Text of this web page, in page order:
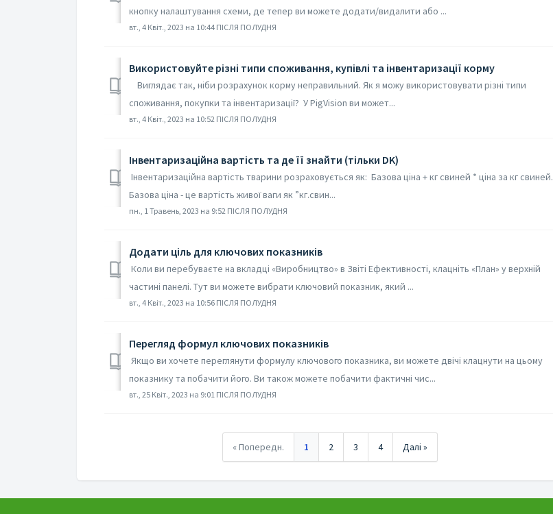
кнопку налаштування схеми, де тепер ви можете додати/видалити або ...
вт., 4 Квіт., 2023 на 10:44 ПІСЛЯ ПОЛУДНЯ
Використовуйте різні типи споживання, купівлі та інвентаризації корму
Виглядає так, ніби розрахунок корму неправильний. Як я можу використовувати різні типи
споживання, покупки та інвентаризації? У PigVision ви может...
вт., 4 Квіт., 2023 на 10:52 ПІСЛЯ ПОЛУДНЯ
Інвентаризаційна вартість та де її знайти (тільки DK)
Інвентаризаційна вартість тварини розраховується як: Базова ціна + кг свиней * ціна за кг свиней.
Базова ціна - це вартість живої ваги як ”кг.свин...
пн., 1 Травень, 2023 на 9:52 ПІСЛЯ ПОЛУДНЯ
Додати ціль для ключових показників
Коли ви перебуваєте на вкладці «Виробництво» в Звіті Ефективності, клацніть «План» у верхній
частині панелі. Тут ви можете вибрати ключовий показник, який ...
вт., 4 Квіт., 2023 на 10:56 ПІСЛЯ ПОЛУДНЯ
Перегляд формул ключових показників
Якщо ви хочете переглянути формулу ключового показника, ви можете двічі клацнути на цьому
показнику та побачити його. Ви також можете побачити фактичні чис...
вт., 25 Квіт., 2023 на 9:01 ПІСЛЯ ПОЛУДНЯ
« Попередн. 1 2 3 4 Далі »